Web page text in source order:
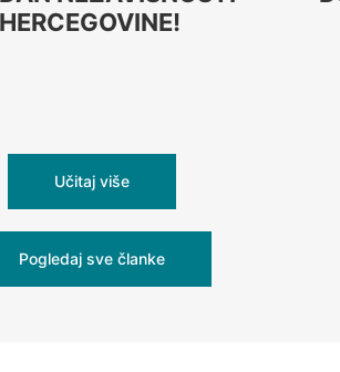
Učitaj više
Pogledaj sve članke